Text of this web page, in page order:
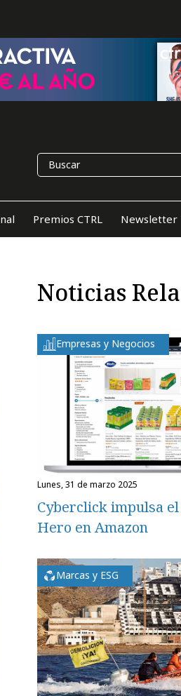
Premios CTRL Newsletter
Noticias
Empresas y Negocios
lunes, 31 de marzo 2025
Cyberclick impulsa
Hero en Amazon
Marcas y ESG